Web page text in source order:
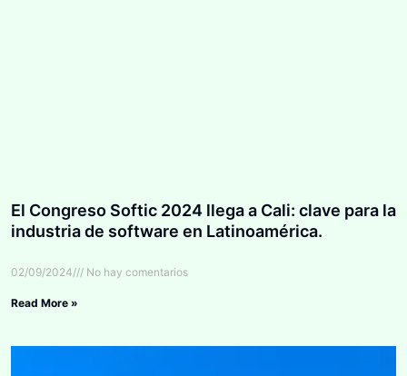
El Congreso Softic 2024 llega a Cali: clave para la
industria de software en Latinoamérica.
02/09/2024 No hay comentarios
Read More »